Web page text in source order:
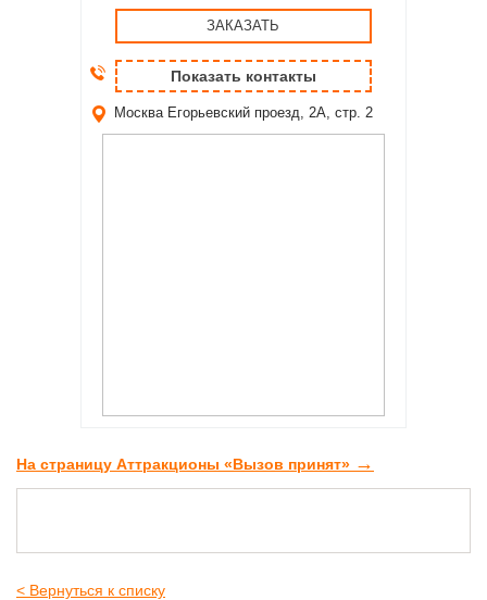
ЗАКАЗАТЬ
Показать контакты
Москва Егорьевский проезд, 2А, стр. 2
На страницу Аттракционы «Вызов принят» →
< Вернуться к списку